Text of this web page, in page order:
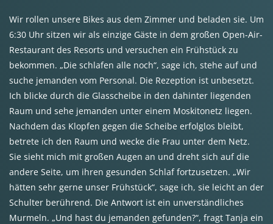
Wir rollen unsere Bikes aus dem Zimmer und beladen sie. Um
6:30 Uhr sitzen wir als einzige Gäste in dem großen Open-Air-
Restaurant des Resorts und versuchen ein Frühstück zu
bekommen. „Die schlafen alle noch“, sage ich, stehe auf und
suche jemanden vom Personal. Die Rezeption ist unbesetzt.
Ich blicke durch die Glasscheibe in den dahinter liegenden
Raum und sehe jemanden unter einem Moskitonetz liegen.
Nachdem das Klopfen gegen die Scheibe erfolglos bleibt,
betrete ich den Raum und wecke die Frau unter dem Netz.
Sie sieht mich mit großen Augen an und dreht sich auf die
andere Seite, um ihren gesunden Schlaf fortzusetzen. „Wir
hätten sehr gerne unser Frühstück“, sage ich, sie leicht an der
Schulter berührend. Die Antwort ist ein unverständliches
Murmeln. „Und hast du jemanden gefunden?“, fragt Tanja ein